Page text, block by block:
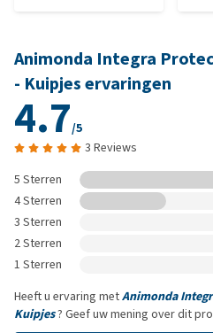
Animonda Integra
- Kuipjes ervaringen
4.7/5
3 Reviews
5 Sterren
4 Sterren
3 Sterren
2 Sterren
1 Sterren
Heeft u ervaring metAnimonda
Kuipjes? Geef uw mening over dit